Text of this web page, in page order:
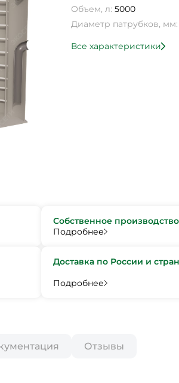
Объем, л: 5000
Диаметр патрубков, мм:
Все характеристики
Собственное производство
Подробнее
Доставка по России и
Подробнее
Отзывы